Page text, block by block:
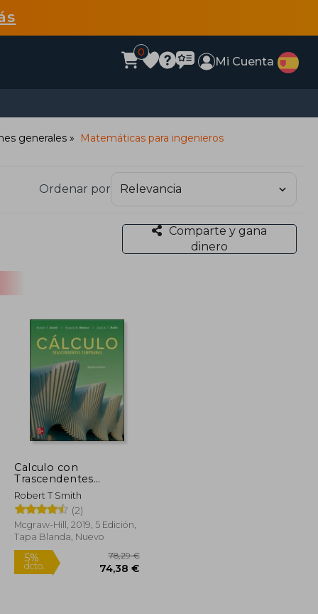
0
Mi Cuenta
generales Matemáticas para ingenieros
Ordenar por
Comparte y gana
dinero
Calculo con
Trascendentes
Tempranas
Robert T Smith
(2)
Mcgraw-Hill, 2019, 5 Edición,
Tapa Blanda, Nuevo